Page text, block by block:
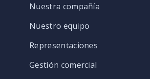
Nuestra compañía
Nuestro equipo
Representaciones
Gestión comercial